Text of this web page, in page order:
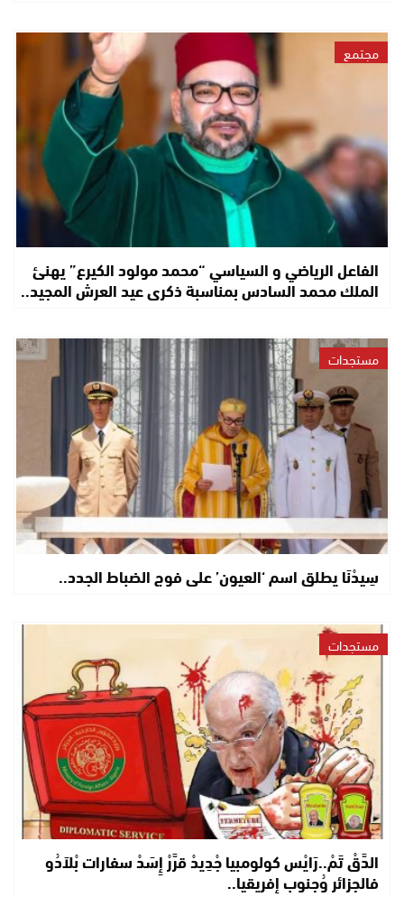
مجتمع
الفاعل الرياضي و السياسي “محمد مولود الكيرع” يهنئ
الملك محمد السادس بمناسبة ذكرى عيد العرش المجيد..
مستجدات
سِيدْنَا يطلق اسم ‘العيون’ على فوج الضباط الجدد..
مستجدات
الدَّقْ تَمْ..رَايْس كولومبيا جْدِيدْ قرَّرْ إِسَدْ سفارات بْلاَدُو
فالجزائر وُجنوب إفريقيا..